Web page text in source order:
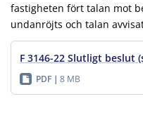
fastigheten fört talan mot
undanröjts och talan
F 3146-22 Slutligt beslut
PDF 8 MB